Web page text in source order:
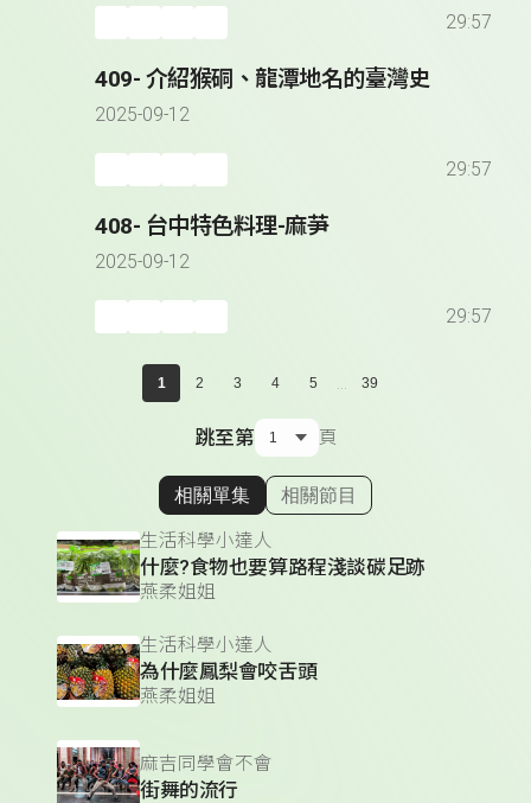
29:57
409- 介紹猴硐、龍潭地名的臺灣史
2025-09-12
29:57
408- 台中特色料理-麻芛
2025-09-12
29:57
1 2 3 4 5 ... 39
跳至第 頁
顯示相關單集
相關單集 相關節目
生活科學小達人
什麼?食物也要算路程淺談碳足跡
燕柔姐姐
生活科學小達人
為什麼鳳梨會咬舌頭
燕柔姐姐
麻吉同學會不會
街舞的流行